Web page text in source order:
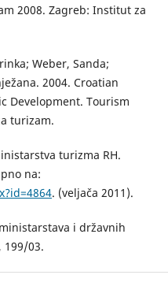
2008. Zagreb: Institut za
Weber, Sanda;
2004. Croatian
Development. Tourism
turizam.
turizma RH.
na:
. (veljača 2011).
i državnih
03.